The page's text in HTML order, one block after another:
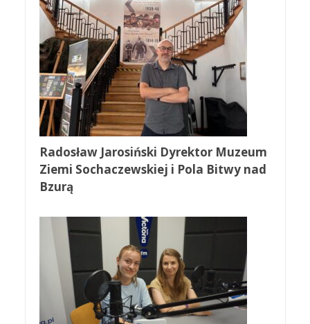
Radosław Jarosiński Dyrektor Muzeum
Ziemi Sochaczewskiej i Pola Bitwy nad
Bzurą